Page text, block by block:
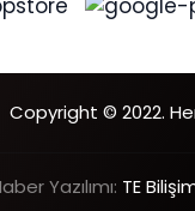
Copyright © 2022. Her
Yazılımı: TE